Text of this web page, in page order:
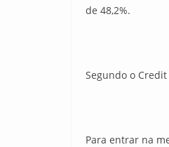
de 48,2%.
Segundo o
Para entrar na